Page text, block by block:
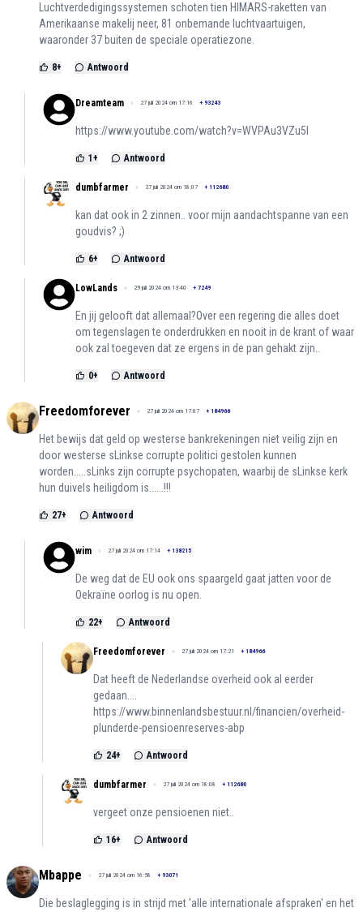
Luchtverdedigingssystemen schoten tien HIMARS-raketten van
Amerikaanse makelij neer, 81 onbemande luchtvaartuigen,
waaronder 37 buiten de speciale operatiezone.
8+ Antwoord
Dreamteam 27 juli 2024 om 17:16 + 93243
https://www.youtube.com/watch?v=WVPAu3VZu5I
1 + Antwoord
dumbfarmer 27 juli 2024 om 18:07 + 112680
kan dat ook in 2 zinnen.. voor mijn aandachtspanne van een
goudvis? ;)
6+ Antwoord
LowLands 29 juli 2024 om 13:40 + 7249
En jij gelooft dat allemaal?Over een regering die alles doet
om tegenslagen te onderdrukken en nooit in de krant of waar
ook zal toegeven dat ze ergens in de pan gehakt zijn..
0+ Antwoord
Freedomforever 27 juli 2024 om 17:07 + 184966
Het bewijs dat geld op westerse bankrekeningen niet veilig zijn en
door westerse sLinkse corrupte politici gestolen kunnen
worden.....sLinks zijn corrupte psychopaten, waarbij de sLinkse kerk
hun duivels heiligdom is......!!!
27+ Antwoord
wim 27 juli 2024 om 17:14 + 138215
De weg dat de EU ook ons spaargeld gaat jatten voor de
Oekraïne oorlog is nu open.
22+ Antwoord
Freedomforever 27 juli 2024 om 17:21 + 184966
Dat heeft de Nederlandse overheid ook al eerder
gedaan....
https://www.binnenlandsbestuur.nl/financien/overheid-
plunderde-pensioenreserves-abp
24+ Antwoord
dumbfarmer 27 juli 2024 om 18:08 + 112680
vergeet onze pensioenen niet..
16+ Antwoord
Mbappe 27 juli 2024 om 16:58 + 93071
Die beslaglegging is in strijd met 'alle internationale afspraken' en het